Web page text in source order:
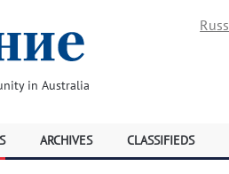
in Australia
ARCHIVES CLASSIFIEDS